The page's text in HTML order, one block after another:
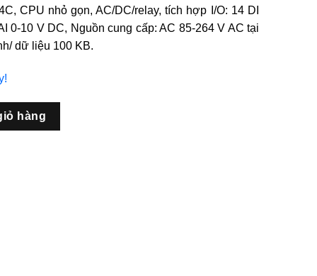
CPU nhỏ gọn, AC/DC/relay, tích hợp I/O: 14 DI
0-10 V DC, Nguồn cung cấp: AC 85-264 V AC tại
dữ liệu 100 KB.
AC/DC/relay SIMATIC S7-1200 số lượng
hàng